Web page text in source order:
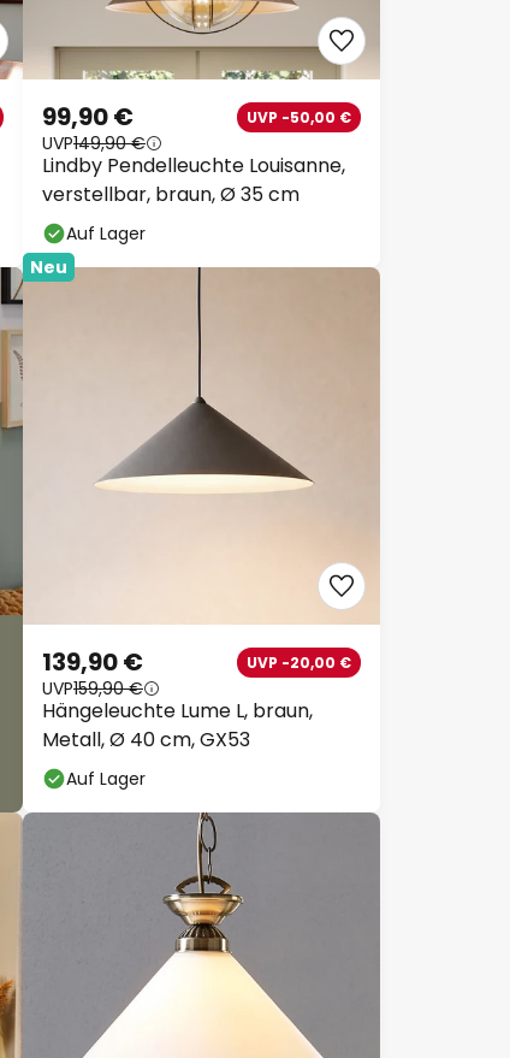
Lindby Pendelleuchte Louisanne,
verstellbar, braun, Ø 35 cm
99,90 € UVP -50,00 €
UVP149,90 €
Auf Lager
Neu
Hängeleuchte Lume L, braun,
Metall, Ø 40 cm, GX53
139,90 € UVP -20,00 €
UVP159,90 €
Auf Lager